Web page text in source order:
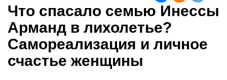
Что спасало семью Инессы
Арманд в лихолетье?
Самореализация и личное
счастье женщины